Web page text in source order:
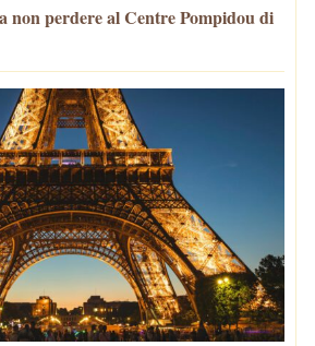
non perdere al Centre Pompidou di